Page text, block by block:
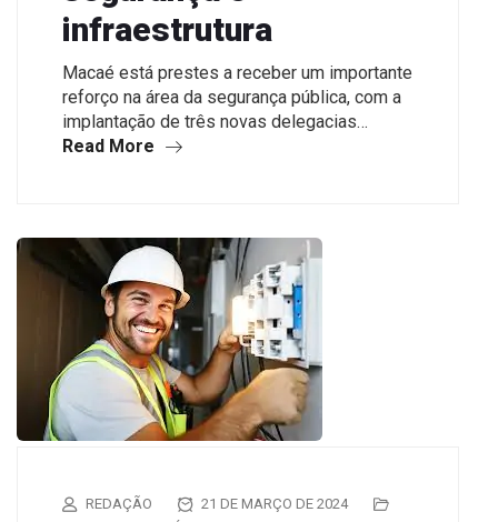
infraestrutura
Macaé está prestes a receber um importante
reforço na área da segurança pública, com a
implantação de três novas delegacias…
Read More
REDAÇÃO
21 DE MARÇO DE 2024